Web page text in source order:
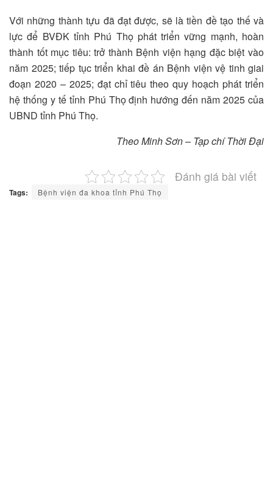
Với những thành tựu đã đạt được, sẽ là tiền đề tạo thế và
lực để BVĐK tỉnh Phú Thọ phát triển vững mạnh, hoàn
thành tốt mục tiêu: trở thành Bệnh viện hạng đặc biệt vào
năm 2025; tiếp tục triển khai đề án Bệnh viện vệ tinh giai
đoạn 2020 – 2025; đạt chỉ tiêu theo quy hoạch phát triển
hệ thống y tế tỉnh Phú Thọ định hướng đến năm 2025 của
UBND tỉnh Phú Thọ.
Theo Minh Sơn – Tạp chí Thời Đại
Đánh giá bài viết
Tags: Bệnh viện đa khoa tỉnh Phú Thọ